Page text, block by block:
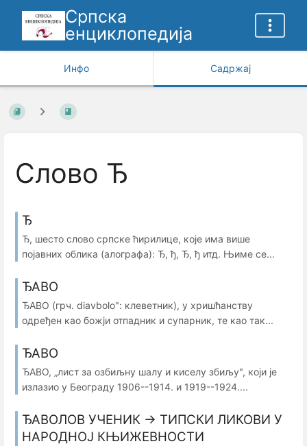
Српска
енциклопедија
Инфо Садржај
Слово Ђ
Ђ
Ђ, шесто слово српске ћирилице, које има више
појавних облика (алографа): Ђ, ђ, Ђ, ђ итд. Њиме се...
ЂАВО
ЂАВО (грч. diavbolo": клеветник), у хришћанству
одређен као божји отпадник и супарник, те као так...
ЂАВО
ЂАВО, „лист за озбиљну шалу и киселу збиљу", који је
излазио у Београду 1906--1914. и 1919--1924....
ЂАВОЛОВ УЧЕНИК → ТИПСКИ ЛИКОВИ У
НАРОДНОЈ КЊИЖЕВНОСТИ